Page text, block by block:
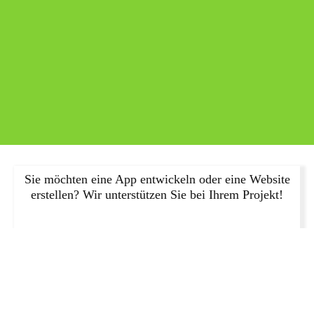
Sie möchten eine App entwickeln oder eine Website
erstellen? Wir unterstützen Sie bei Ihrem Projekt!